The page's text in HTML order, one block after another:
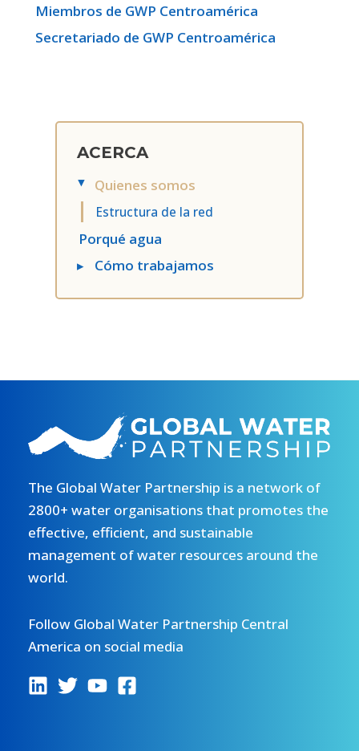
ACERCA
▸ Quienes somos
Estructura de la red
Porqué agua
▸
Cómo trabajamos
Miembros de GWP Centroamérica
Secretariado de GWP Centroamérica
The Global Water Partnership is a network of
2800+ water organisations that promotes the
effective, efficient, and sustainable
management of water resources around the
world.
Follow Global Water Partnership Central
America on social media